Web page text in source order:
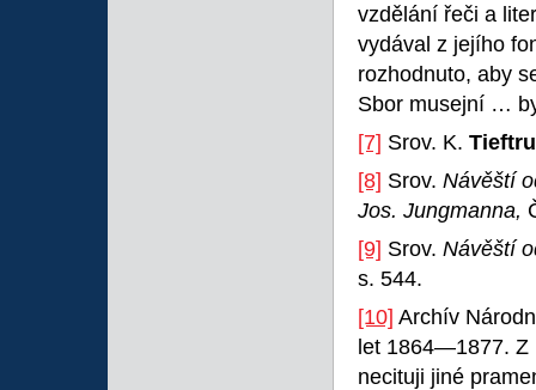
vzdělání řeči a
vydával z jejího
rozhodnuto, aby
Sbor musejní …
[7] Srov. K.
[8] Srov. Návěští
Jos. Jungmanna,
[9] Srov. Návěští
s. 544.
[10] Archív
let 1864—1877. Z
necituji jiné